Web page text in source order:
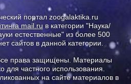
портал zoogalaktika.ru
mail.ru в категории "Наука/
естественные" из более 500
сайтов в данной категории.
права защищены. Материалы
для частного использования.
на сайте материалов в